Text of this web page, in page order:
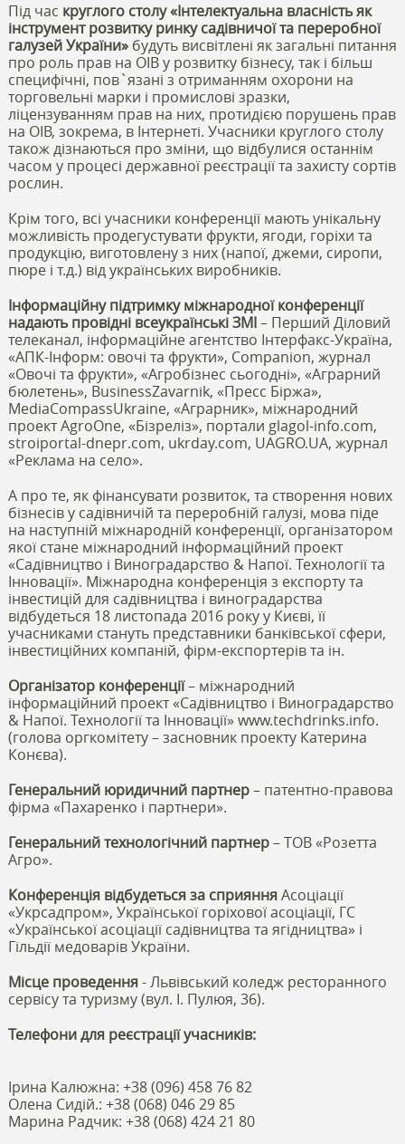
Під час круглого столу «Інтелектуальна власність як
інструмент розвитку ринку садівничої та переробної
галузей України»будуть висвітлені як загальні питання
про роль прав на ОІВ у розвитку бізнесу, так і більш
специфічні, пов`язані з отриманням охорони на
торговельні марки і промислові зразки,
ліцензуванням прав на них, протидією порушень прав
на ОІВ, зокрема, в Інтернеті. Учасники круглого столу
також дізнаються про зміни, що відбулися останнім
часом у процесі державної реєстрації та захисту сортів
рослин.
Крім того, всі учасники конференції мають унікальну
можливість продегустувати фрукти, ягоди, горіхи та
продукцію, виготовлену з них (напої, джеми, сиропи,
пюре і т.д.) від українських виробників.
Інформаційну підтримку міжнародної конференції
надають провідні всеукраїнські ЗМІ– Перший Діловий
телеканал, інформаційне агентство Інтерфакс-Україна,
«АПК-Інформ: овочі та фрукти», Companion, журнал
«Овочі та фрукти», «Агробізнес сьогодні», «Аграрний
бюлетень», BusinessZavarnik, «Пресс Біржа»,
MediaCompassUkraine, «Аграрник», міжнародний
проект AgroOne, «Бізреліз», портали glagol-info.com,
stroiportal-dnepr.com, ukrday.com, UAGRO.UA, журнал
«Реклама на село».
А про те, як фінансувати розвиток, та створення нових
бізнесів у садівничій та переробній галузі, мова піде
на наступній міжнародній конференції, організатором
якої стане міжнародний інформаційний проект
«Садівництво і Виноградарство & Напої. Технології та
Інновації». Міжнародна конференція з експорту та
інвестицій для садівництва і виноградарства
відбудеться 18 листопада 2016 року у Києві, її
учасниками стануть представники банківської сфери,
інвестиційних компаній, фірм-експортерів та ін.
Організатор конференції– міжнародний
інформаційний проект «Садівництво і Виноградарство
& Напої. Технології та Інновації» www.techdrinks.info.
(голова оргкомітету – засновник проекту Катерина
Конєва).
Генеральний юридичний партнер– патентно-правова
фірма «Пахаренко і партнери».
Генеральний технологічний партнер– ТОВ «Розетта
Агро».
Конференція відбудеться за сприянняАсоціації
«Укрсадпром», Української горіхової асоціації, ГС
«Української асоціації садівництва та ягідництва» і
Гільдії медоварів України.
Місце проведення- Львівський коледж ресторанного
сервісу та туризму (вул. І. Пулюя, 36).
Телефони для реєстрації учасників:
Ірина Калюжна: +38 (096) 458 76 82
Олена Сидій.: +38 (068) 046 29 85
Марина Радчик: +38 (068) 424 21 80